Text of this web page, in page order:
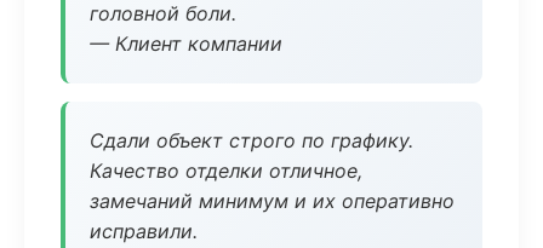
головной боли.
— Клиент компании
Сдали объект строго по графику.
Качество отделки отличное,
замечаний минимум и их оперативно
исправили.